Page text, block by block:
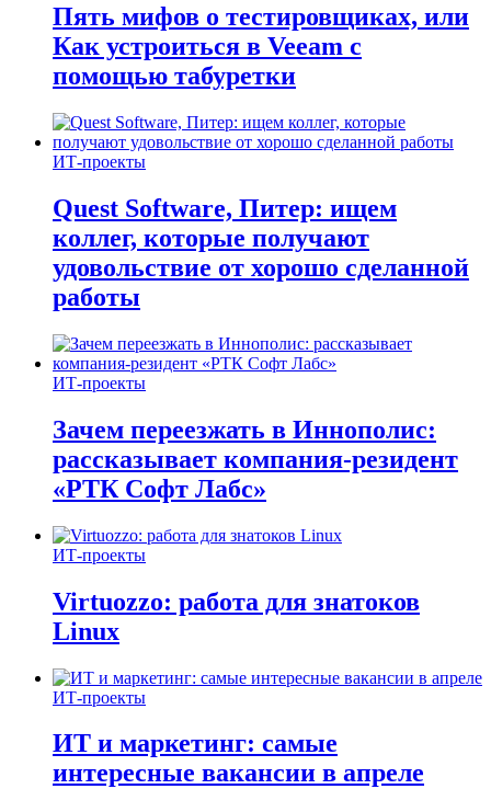
Пять мифов о тестировщиках, или
Как устроиться в Veeam с
помощью табуретки
ИТ-проекты
Quest Software, Питер: ищем
коллег, которые получают
удовольствие от хорошо сделанной
работы
ИТ-проекты
Зачем переезжать в Иннополис:
рассказывает компания-резидент
«РТК Софт Лабс»
ИТ-проекты
Virtuozzo: работа для знатоков
Linux
ИТ-проекты
ИТ и маркетинг: самые
интересные вакансии в апреле